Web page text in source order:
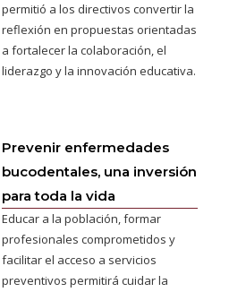
permitió a los directivos convertir la
reflexión en propuestas orientadas
a fortalecer la colaboración, el
liderazgo y la innovación educativa.
Prevenir enfermedades
bucodentales, una inversión
para toda la vida
Educar a la población, formar
profesionales comprometidos y
facilitar el acceso a servicios
preventivos permitirá cuidar la